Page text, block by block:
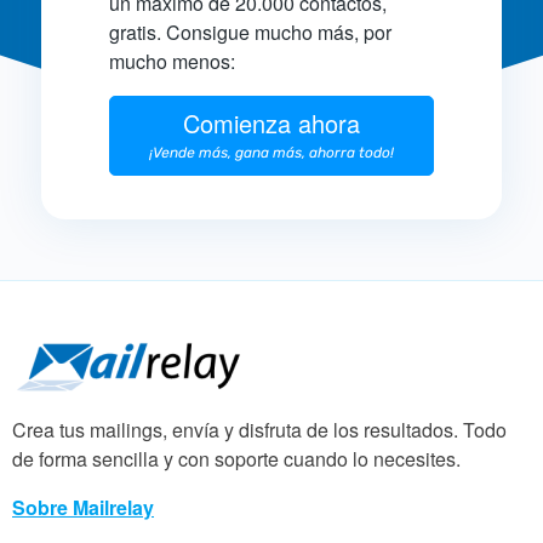
gratis. Consigue mucho más, por
mucho menos:
Comienza ahora
¡Vende más, gana más, ahorra todo!
Crea tus mailings, envía y disfruta de los resultados. Todo
de forma sencilla y con soporte cuando lo necesites.
Sobre Mailrelay